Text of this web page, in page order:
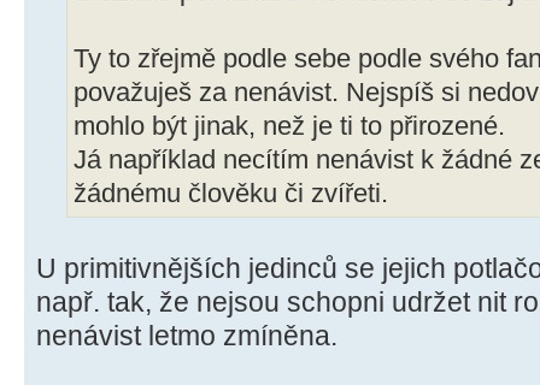
Ty to zřejmě podle sebe podle svého
považuješ za nenávist. Nejspíš si
mohlo být jinak, než je ti to přirozené.
Já například necítím nenávist k žádné
žádnému člověku či zvířeti.
U primitivnějších jedinců se jejich
např. tak, že nejsou schopni udržet nit
nenávist letmo zmíněna.